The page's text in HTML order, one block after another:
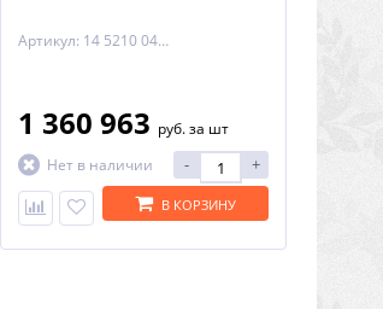
Артикул: 14 5210 040 06 11 01 35
1 360 963 руб.за шт
Нет в наличии
- +
В КОРЗИНУ